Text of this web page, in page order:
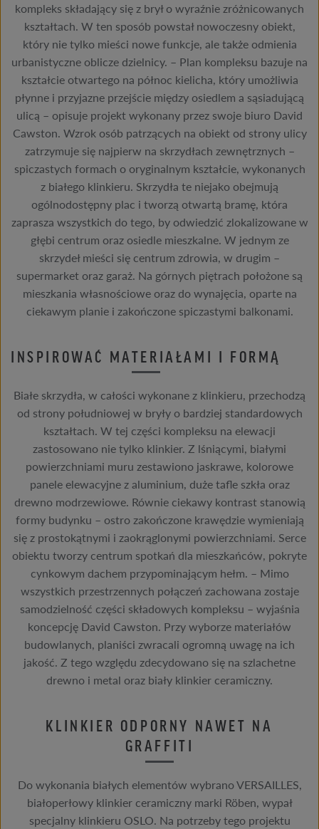
kompleks składający się z brył o wyraźnie zróżnicowanych
kształtach. W ten sposób powstał nowoczesny obiekt,
który nie tylko mieści nowe funkcje, ale także odmienia
urbanistyczne oblicze dzielnicy. – Plan kompleksu bazuje na
kształcie otwartego na północ kielicha, który umożliwia
płynne i przyjazne przejście między osiedlem a sąsiadującą
ulicą – opisuje projekt wykonany przez swoje biuro David
Cawston. Wzrok osób patrzących na obiekt od strony ulicy
zatrzymuje się najpierw na skrzydłach zewnętrznych –
spiczastych formach o oryginalnym kształcie, wykonanych
z białego klinkieru. Skrzydła te niejako obejmują
ogólnodostępny plac i tworzą otwartą bramę, która
zaprasza wszystkich do tego, by odwiedzić zlokalizowane w
głębi centrum oraz osiedle mieszkalne. W jednym ze
skrzydeł mieści się centrum zdrowia, w drugim –
supermarket oraz garaż. Na górnych piętrach położone są
mieszkania własnościowe oraz do wynajęcia, oparte na
ciekawym planie i zakończone spiczastymi balkonami.
INSPIROWAĆ MATERIAŁAMI I FORMĄ
Białe skrzydła, w całości wykonane z klinkieru, przechodzą
od strony południowej w bryły o bardziej standardowych
kształtach. W tej części kompleksu na elewacji
zastosowano nie tylko klinkier. Z lśniącymi, białymi
powierzchniami muru zestawiono jaskrawe, kolorowe
panele elewacyjne z aluminium, duże tafle szkła oraz
drewno modrzewiowe. Równie ciekawy kontrast stanowią
formy budynku – ostro zakończone krawędzie wymieniają
się z prostokątnymi i zaokrąglonymi powierzchniami. Serce
obiektu tworzy centrum spotkań dla mieszkańców, pokryte
cynkowym dachem przypominającym hełm. – Mimo
wszystkich przestrzennych połączeń zachowana zostaje
samodzielność części składowych kompleksu – wyjaśnia
koncepcję David Cawston. Przy wyborze materiałów
budowlanych, planiści zwracali ogromną uwagę na ich
jakość. Z tego względu zdecydowano się na szlachetne
drewno i metal oraz biały klinkier ceramiczny.
KLINKIER ODPORNY NAWET NA
GRAFFITI
Do wykonania białych elementów wybrano VERSAILLES,
białoperłowy klinkier ceramiczny marki Röben, wypał
specjalny klinkieru OSLO. Na potrzeby tego projektu